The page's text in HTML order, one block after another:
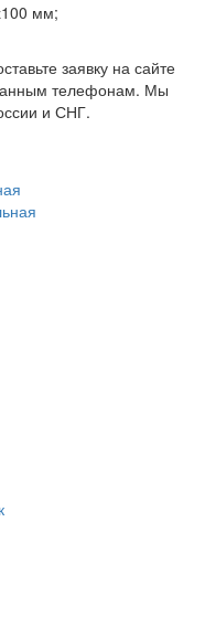
мм;
заявку на сайте
телефонам. Мы
и СНГ.